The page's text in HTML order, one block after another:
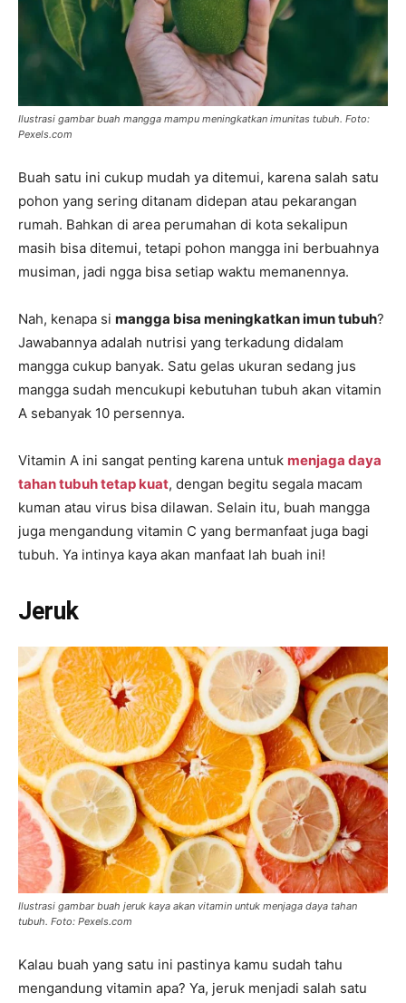
Ilustrasi gambar buah mangga mampu meningkatkan imunitas tubuh. Foto:
Pexels.com
Buah satu ini cukup mudah ya ditemui, karena salah satu
pohon yang sering ditanam didepan atau pekarangan
rumah. Bahkan di area perumahan di kota sekalipun
masih bisa ditemui, tetapi pohon mangga ini berbuahnya
musiman, jadi ngga bisa setiap waktu memanennya.
Nah, kenapa si mangga bisa meningkatkan imun tubuh?
Jawabannya adalah nutrisi yang terkadung didalam
mangga cukup banyak. Satu gelas ukuran sedang jus
mangga sudah mencukupi kebutuhan tubuh akan vitamin
A sebanyak 10 persennya.
Vitamin A ini sangat penting karena untuk menjaga daya
tahan tubuh tetap kuat, dengan begitu segala macam
kuman atau virus bisa dilawan. Selain itu, buah mangga
juga mengandung vitamin C yang bermanfaat juga bagi
tubuh. Ya intinya kaya akan manfaat lah buah ini!
Jeruk
Ilustrasi gambar buah jeruk kaya akan vitamin untuk menjaga daya tahan
tubuh. Foto: Pexels.com
Kalau buah yang satu ini pastinya kamu sudah tahu
mengandung vitamin apa? Ya, jeruk menjadi salah satu